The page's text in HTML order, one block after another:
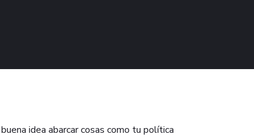
idea abarcar cosas como tu política